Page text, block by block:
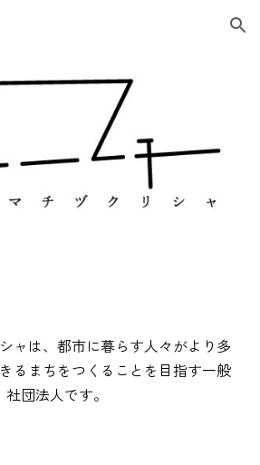
Skip to navigation
ャは、都市に暮らす人々がより多
るまちをつくることを目指す一般
社団法人です。